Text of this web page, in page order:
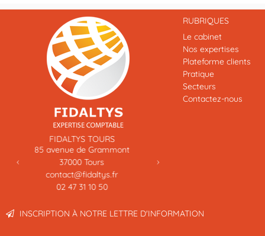
TOURS
de Grammont
37000
Previous
RUBRIQUES
Le cabinet
Nos expertises
Plateforme clients
Pratique
Secteurs
Contactez-nous
INSCRIPTION À NOTRE LETTRE D'INFORMATION